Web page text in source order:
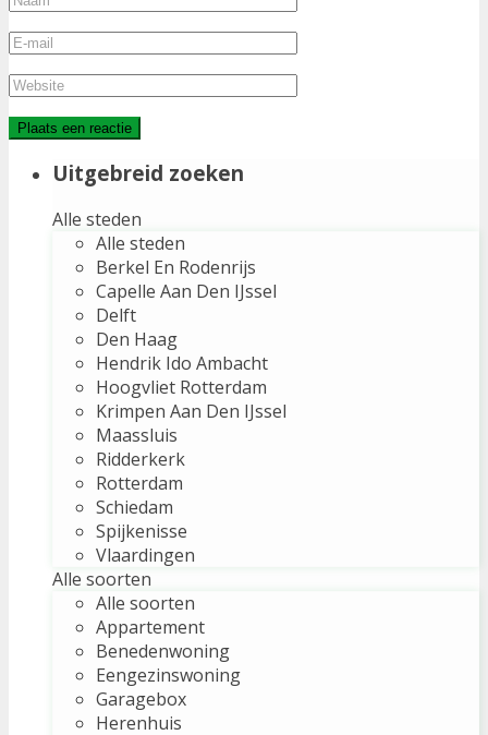
Uitgebreid zoeken
Alle steden
Alle steden
Berkel En Rodenrijs
Capelle Aan Den IJssel
Delft
Den Haag
Hendrik Ido Ambacht
Hoogvliet Rotterdam
Krimpen Aan Den IJssel
Maassluis
Ridderkerk
Rotterdam
Schiedam
Spijkenisse
Vlaardingen
Alle soorten
Alle soorten
Appartement
Benedenwoning
Eengezinswoning
Garagebox
Herenhuis